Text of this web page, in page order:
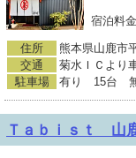
宿泊料金
住所
熊本県山鹿市
交通
菊水ＩＣより
駐車場
有り 15台
Ｔａｂｉｓｔ